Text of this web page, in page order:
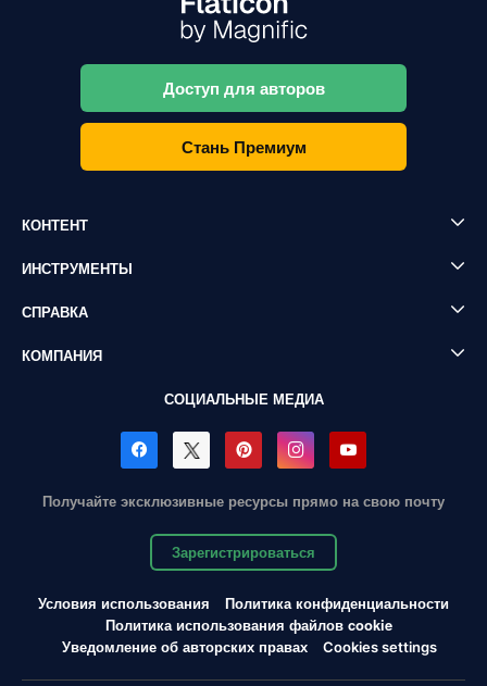
Доступ для авторов
Стань Премиум
КОНТЕНТ
ИНСТРУМЕНТЫ
СПРАВКА
КОМПАНИЯ
СОЦИАЛЬНЫЕ МЕДИА
Получайте эксклюзивные ресурсы прямо на свою почту
Зарегистрироваться
Условия использования
Политика конфиденциальности
Политика использования файлов cookie
Уведомление об авторских правах
Cookies settings